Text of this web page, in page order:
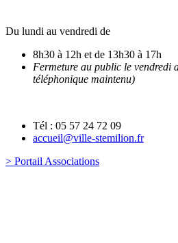
Du lundi au vendredi de
8h30 à 12h et de 13h30 à 17h
Fermeture au public le vendredi
téléphonique maintenu)
Tél : 05 57 24 72 09
accueil@ville-stemilion.fr
> Portail Associations